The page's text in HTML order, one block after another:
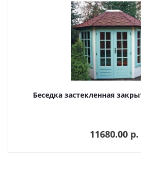
Беседка застекленная
11680.00 p.